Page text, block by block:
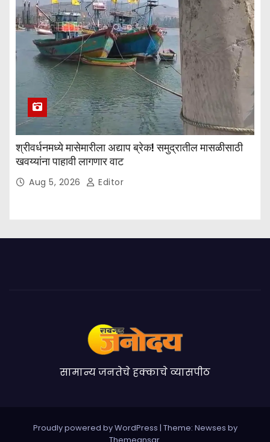
श्रीवर्धनमध्ये मासेमारीला अद्याप ब्रेक! समुद्रातील मासळीसाठी
खवय्यांना पाहावी लागणार वाट
Aug 5, 2026 Editor
सामान्य जनतेचे हक्काचे व्यासपीठ
Proudly powered by WordPress | Theme: Newses by
Themeansar.